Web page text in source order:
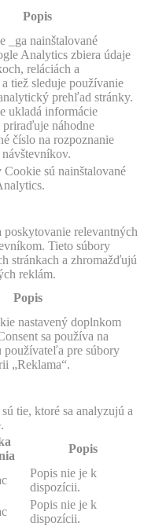
Popis
_ga nainštalované
Analytics zbiera údaje
reláciách a
tiež sleduje používanie
prehľad stránky.
ukladá informácie
priraďuje náhodne
číslo na rozpoznanie
Cookie sú nainštalované
relevantných
Tieto súbory
stránkach a zhromažďujú
reklám.
Popis
nastavený doplnkom
sa používa na
používateľa pre súbory
„Reklama“.
tie, ktoré sa analyzujú a
Popis
Popis nie je k
dispozícii.
Popis nie je k
dispozícii.